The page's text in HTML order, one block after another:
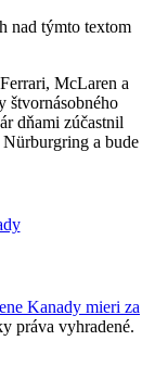
nad týmto textom
McLaren a
štvornásobného
dňami zúčastnil
a bude
Kanady mieri za
práva vyhradené.